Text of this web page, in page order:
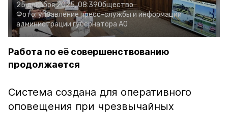
25 декабря 2025, 08:39Общество
Фото:управление пресс-службы и информации
администрации губернатора АО
Работа по её совершенствованию
продолжается
Система создана для оперативного
оповещения при чрезвычайных